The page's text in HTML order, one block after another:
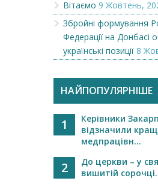
Вітаємо 9 Жовтень,
Збройні формування
Федерації на Донбасі
українські позиції 8
НАЙПОПУЛЯРНІШЕ
1
Керівники
відзначили
медпрацівн...
2
До церкви – у
вишитій